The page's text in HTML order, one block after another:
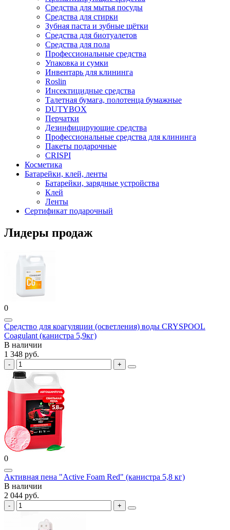
Средства для мытья посуды
Средства для стирки
Зубная паста и зубные щётки
Средства для биотуалетов
Средства для пола
Профессиональные средства
Упаковка и сумки
Инвентарь для клининга
Roslin
Инсектицидные средства
Талетная бумага, полотенца бумажные
DUTYBOX
Перчатки
Дезинфицирующие средства
Профессиональные средства для клининга
Пакеты подарочные
CRISPI
Косметика
Батарейки, клей, ленты
Батарейки, зарядные устройства
Клей
Ленты
Сертификат подарочный
Лидеры продаж
0
Средство для коагуляции (осветления) воды CRYSPOOL
Coagulant (канистра 5,9кг)
В наличии
1 348 руб.
0
Активная пена "Active Foam Red" (канистра 5,8 кг)
В наличии
2 044 руб.